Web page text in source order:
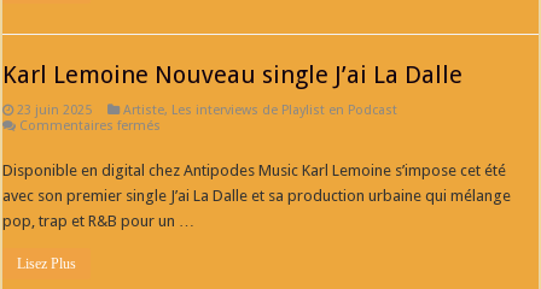
Karl Lemoine Nouveau single J’ai La Dalle
23 juin 2025 Artiste, Les interviews de Playlist en Podcast
Commentaires fermés
Nouveau
single
J’ai
La
Disponible en digital chez Antipodes Music Karl Lemoine s’impose cet été
avec son premier single J’ai La Dalle et sa production urbaine qui mélange
pop, trap et R&B pour un …
Lisez Plus